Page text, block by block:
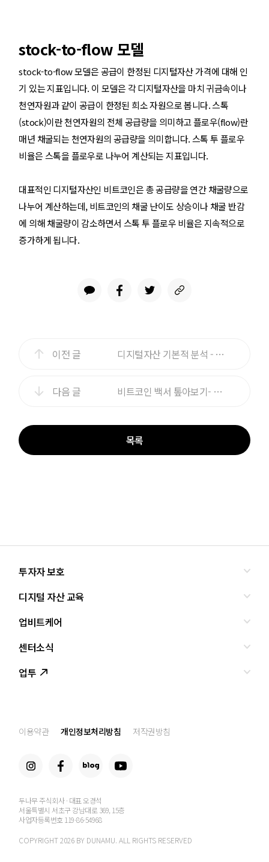
stock-to-flow 모델
stock-to-flow 모델은 공급이 한정된 디지털자산 가격에 대해 인
기 있는 지표입니다. 이 모델은 각 디지털자산을 마치 귀금속이나
천연자원과 같이 공급이 한정된 희소 자원으로 봅니다. 스톡
(stock)이란 천연자원의 전체 공급량을 의미하고 플로우(flow)란
매년 채굴되는 천연자원의 공급량을 의미합니다. 스톡 투 플로우
비율은 스톡을 플로우로 나누어 계산되는 지표입니다.
대표적인 디지털자산인 비트코인은 총 공급량을 연간 채굴량으로
나누어 계산하는데, 비트코인의 채굴 난이도 상승이나 채굴 반감
에 의해 채굴량이 감소하면서 스톡 투 플로우 비율은 지속적으로
증가하게 됩니다.
이전 글 디지털자산 기본적 분석 - 1편
다음 글 비트코인 백서 톺아보기- 1편
목록
투자자 보호
올바른 투자란?
투자사기 유형과 예방
업비트 보호조치
디지털 자산 교육
교육
조사·연구
업비트케어
서비스안내
서비스신청
센터소식
인사말
공지사항
업투
이용약관 개인정보처리방침 저작권방침
두나무 주식회사 · 대표 오경석
서울특별시 서초구 강남대로 369, 15층
사업자등록번호 119-86-54968
COPYRIGHT 2026 BY DUNAMU. ALL RIGHTS RESERVED